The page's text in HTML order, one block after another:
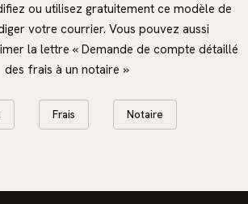
ou utilisez gratuitement ce modèle de
votre courrier. Vous pouvez aussi
la lettre « Demande de compte détaillé
des frais à un notaire »
Frais Notaire